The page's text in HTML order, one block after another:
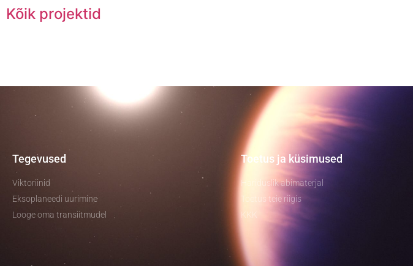
Kõik projektid
Tegevused
Viktoriinid
Eksoplaneedi uurimine
Looge oma transiitmudel
Toetus ja küsimused
Hariduslik abimaterjal
Toetus teie riigis
KKK